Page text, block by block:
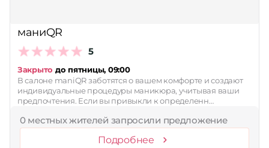
маниQR
5
Закрыто до пятницы, 09:00
В салоне maniQR заботятся о вашем комфорте и создают
индивидуальные процедуры маникюра, учитывая ваши
предпочтения. Если вы привыкли к определенн…
0 местных жителей запросили предложение
Подробнее